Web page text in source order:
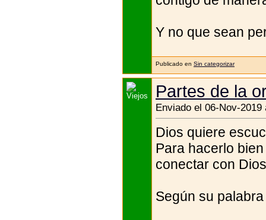
Y no que sean
Publicado en Sin categorizar
Partes de la
Enviado el 06-Nov-
Dios quiere
Para hacerlo
conectar con
Según su